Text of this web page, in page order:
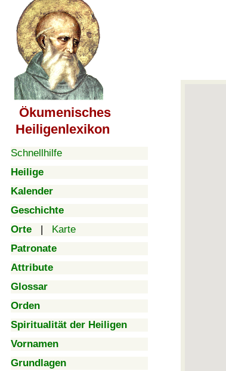
Ökumenisches
Heiligenlexikon
Schnellhilfe
Heilige
Kalender
Geschichte
Orte | Karte
Patronate
Attribute
Glossar
Orden
Spiritualität der Heiligen
Vornamen
Grundlagen